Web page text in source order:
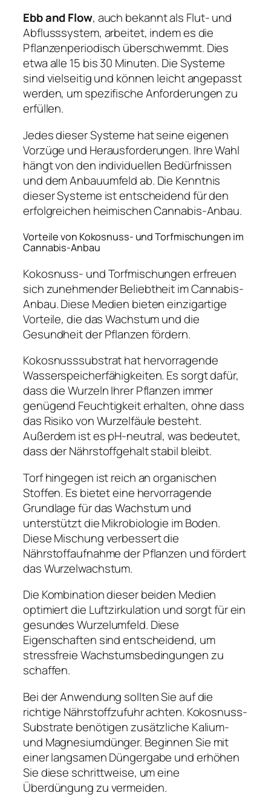
Ebb and Flow, auch bekannt als Flut- und
Abflusssystem, arbeitet, indem es die
Pflanzenperiodisch überschwemmt. Dies
etwa alle 15 bis 30 Minuten. Die Systeme
sind vielseitig und können leicht angepasst
werden, um spezifische Anforderungen zu
erfüllen.
Jedes dieser Systeme hat seine eigenen
Vorzüge und Herausforderungen. Ihre Wahl
hängt von den individuellen Bedürfnissen
und dem Anbauumfeld ab. Die Kenntnis
dieser Systeme ist entscheidend für den
erfolgreichen heimischen Cannabis-Anbau.
Vorteile von Kokosnuss- und Torfmischungen im
Cannabis-Anbau
Kokosnuss- und Torfmischungen erfreuen
sich zunehmender Beliebtheit im Cannabis-
Anbau. Diese Medien bieten einzigartige
Vorteile, die das Wachstum und die
Gesundheit der Pflanzen fördern.
Kokosnusssubstrat hat hervorragende
Wasserspeicherfähigkeiten. Es sorgt dafür,
dass die Wurzeln Ihrer Pflanzen immer
genügend Feuchtigkeit erhalten, ohne dass
das Risiko von Wurzelfäule besteht.
Außerdem ist es pH-neutral, was bedeutet,
dass der Nährstoffgehalt stabil bleibt.
Torf hingegen ist reich an organischen
Stoffen. Es bietet eine hervorragende
Grundlage für das Wachstum und
unterstützt die Mikrobiologie im Boden.
Diese Mischung verbessert die
Nährstoffaufnahme der Pflanzen und fördert
das Wurzelwachstum.
Die Kombination dieser beiden Medien
optimiert die Luftzirkulation und sorgt für ein
gesundes Wurzelumfeld. Diese
Eigenschaften sind entscheidend, um
stressfreie Wachstumsbedingungen zu
schaffen.
Bei der Anwendung sollten Sie auf die
richtige Nährstoffzufuhr achten. Kokosnuss-
Substrate benötigen zusätzliche Kalium-
und Magnesiumdünger. Beginnen Sie mit
einer langsamen Düngergabe und erhöhen
Sie diese schrittweise, um eine
Überdüngung zu vermeiden.